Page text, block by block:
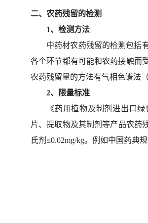
二、农药残留的检测
1、检测方法
中药材农药残留的检测包括
各个环节都有可能和农药接触而
农药残留量的方法有气相色谱法
2、限量标准
《药用植物及制剂进出口
片、提取物及其制剂等产品农药
氏剂≤0.02mg/kg。例如中国药典